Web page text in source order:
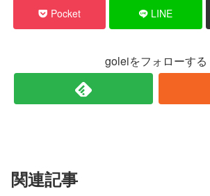
Pocket LINE
goleiをフォローする
関連記事